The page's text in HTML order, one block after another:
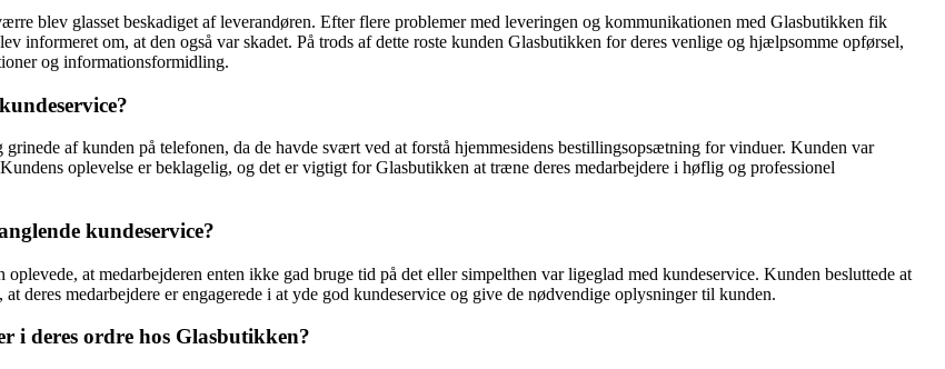
blev glasset beskadiget af leverandøren. Efter flere problemer med leveringen og kommunikationen med Glasbutikken fik
informeret om, at den også var skadet. På trods af dette roste kunden Glasbutikken for deres venlige og hjælpsomme opførsel,
og informationsformidling.
af kunden på telefonen, da de havde svært ved at forstå hjemmesidens bestillingsopsætning for vinduer. Kunden var
oplevelse er beklagelig, og det er vigtigt for Glasbutikken at træne deres medarbejdere i høflig og professionel
kundeservice?
at medarbejderen enten ikke gad bruge tid på det eller simpelthen var ligeglad med kundeservice. Kunden besluttede at
deres medarbejdere er engagerede i at yde god kundeservice og give de nødvendige oplysninger til kunden.
i deres ordre hos Glasbutikken?